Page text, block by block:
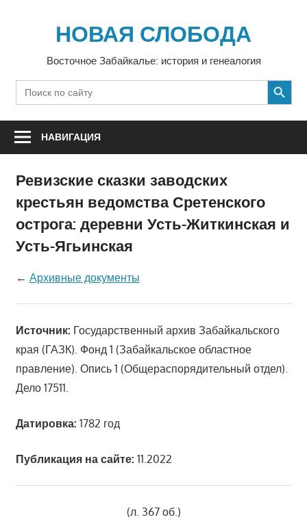
содержимомуНОВАЯ СЛОБОДА
Восточное Забайкалье: история и генеалогия
Search
for:
SEARCH BUTTON
НАВИГАЦИЯ
Ревизские сказки заводских
крестьян ведомства Сретенского
острога: деревни Усть-Житкинская и
Усть-Ягьинская
← Архивные документы
Источник: Государственный архив Забайкальского
края (ГАЗК). Фонд 1 (Забайкальское областное
правление). Опись 1 (Общераспорядительный отдел).
Дело 17511.
Датировка: 1782 год
Публикация на сайте: 11.2022
(л. 367 об.)